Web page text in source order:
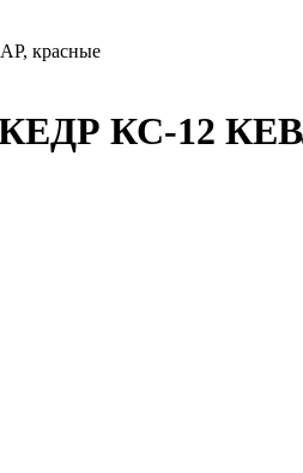
красные
КЕДР КС-12